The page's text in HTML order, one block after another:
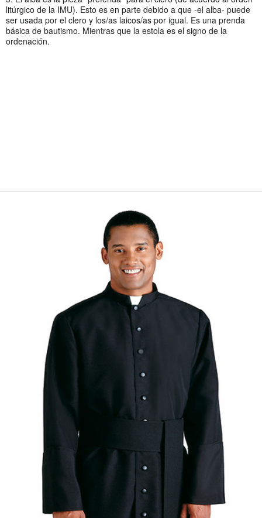
litúrgico de la IMU). Esto es en parte debido a que -el alba- puede
ser usada por el clero y los/as laicos/as por igual. Es una prenda
básica de bautismo. Mientras que la estola es el signo de la
ordenación.